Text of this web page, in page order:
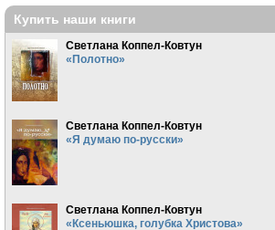
Купить наши книги
Светлана Коппел-Ковтун
«Полотно»
Светлана Коппел-Ковтун
«Я думаю по-русски»
Светлана Коппел-Ковтун
«Ксеньюшка, голубка Христова»